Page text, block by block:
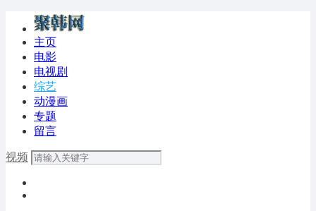
主页
电影
电视剧
综艺
动漫画
专题
留言
视频